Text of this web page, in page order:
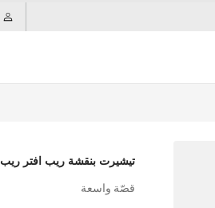
تيشيرت بنقشة ريب افتر ريب
قصّة واسعة